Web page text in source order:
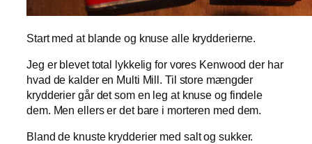
Start med at blande og knuse alle krydderierne.
Jeg er blevet total lykkelig for vores Kenwood der har
hvad de kalder en Multi Mill. Til store mængder
krydderier går det som en leg at knuse og findele
dem. Men ellers er det bare i morteren med dem.
Bland de knuste krydderier med salt og sukker.